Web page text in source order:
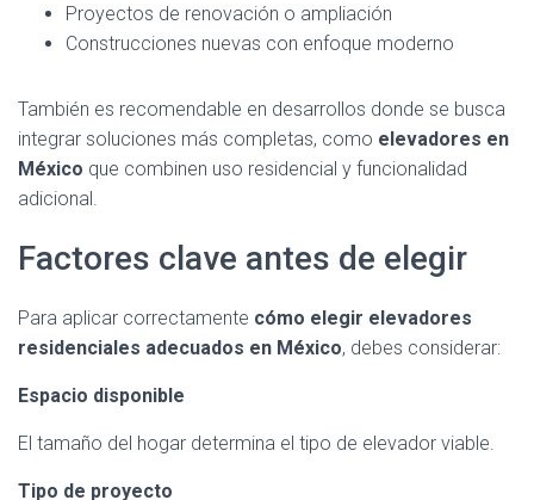
Proyectos de renovación o ampliación
Construcciones nuevas con enfoque moderno
También es recomendable en desarrollos donde se busca
integrar soluciones más completas, como elevadores en
México que combinen uso residencial y funcionalidad
adicional.
Factores clave antes de elegir
Para aplicar correctamente cómo elegir elevadores
residenciales adecuados en México, debes considerar:
Espacio disponible
El tamaño del hogar determina el tipo de elevador viable.
Tipo de proyecto